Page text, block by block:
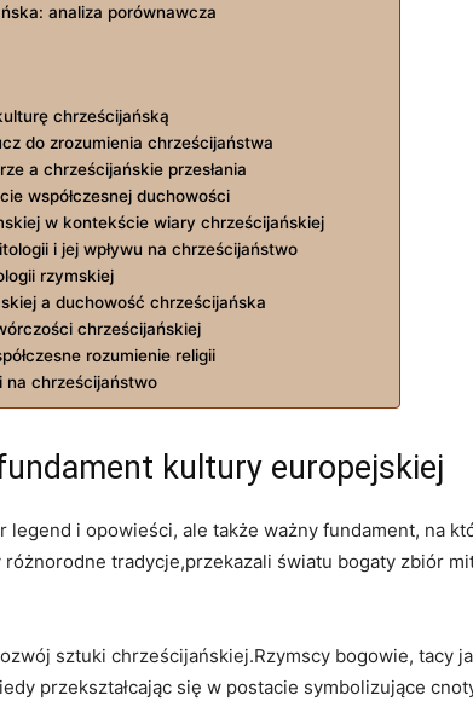
analiza porównawcza
chrześcijańską
‍do ‌zrozumienia chrześcijaństwa
a chrześcijańskie przesłania
współczesnej duchowości
w kontekście wiary chrześcijańskiej
⁢i ‍jej ⁤wpływu ⁤na‍ chrześcijaństwo
rzymskiej
a duchowość chrześcijańska
chrześcijańskiej
rozumienie religii
na⁤ chrześcijaństwo
kultury europejskiej
‍i opowieści, ale także ważny⁤ fundament, na
różnorodne​ tradycje,przekazali⁢ światu bogaty zbiór
sztuki chrześcijańskiej.Rzymscy bogowie, ‍tacy
⁢przekształcając się w postacie symbolizujące